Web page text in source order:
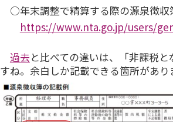
○年末調整で精算する際の源泉徴収
https://www.nta.go.jp/users/
過去と比べての違いは、「非課税
すね。余白しか記載できる箇所があ